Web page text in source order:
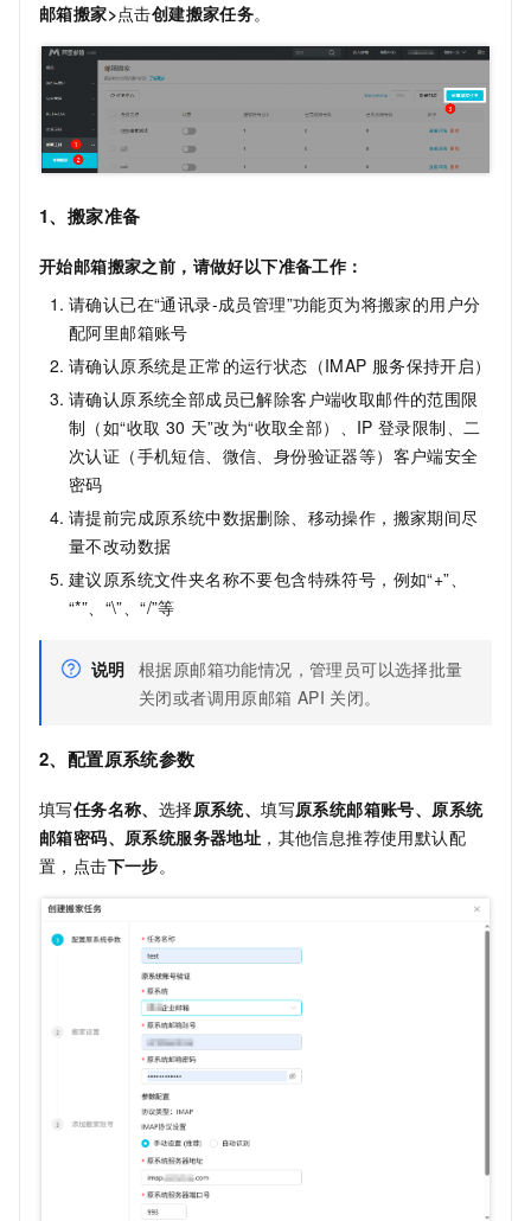
邮箱搬家>点击创建搬家任务。
1、搬家准备
开始邮箱搬家之前，请做好以下准备工作：
请确认已在“通讯录-成员管理”功能页为将搬家的用户分
配阿里邮箱账号
请确认原系统是正常的运行状态（IMAP 服务保持开启）
请确认原系统全部成员已解除客户端收取邮件的范围限
制（如“收取 30 天”改为“收取全部）、IP 登录限制、二
次认证（手机短信、微信、身份验证器等）客户端安全
密码
请提前完成原系统中数据删除、移动操作，搬家期间尽
量不改动数据
建议原系统文件夹名称不要包含特殊符号，例如“+”、
“*”、“\”、“/”等
说明 根据原邮箱功能情况，管理员可以选择批量
关闭或者调用原邮箱 API 关闭。
2、配置原系统参数
填写任务名称、 选择原系统、填写原系统邮箱账号、原系统
邮箱密码、原系统服务器地址 ，其他信息推荐使用默认配
置，点击下一步。